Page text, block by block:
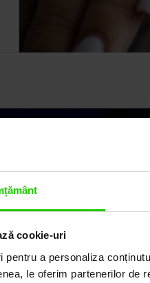
cookie-uri
pentru a personaliza
le oferim partenerilor de
STILUL